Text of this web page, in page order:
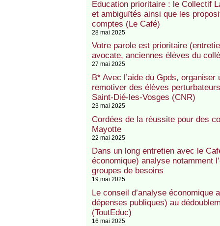
Education prioritaire : le Collectif
et ambiguïtés ainsi que les
comptes (Le Café)
28 mai 2025
Votre parole est prioritaire
avocate, anciennes élèves du
27 mai 2025
B* Avec l’aide du Gpds,
remotiver des élèves
Saint-Dié-les-Vosges (CNR)
23 mai 2025
Cordées de la réussite pour des
Mayotte
22 mai 2025
Dans un long entretien avec le
économique) analyse notamment
groupes de besoins
19 mai 2025
Le conseil d’analyse économique
dépenses publiques) au
(ToutEduc)
16 mai 2025